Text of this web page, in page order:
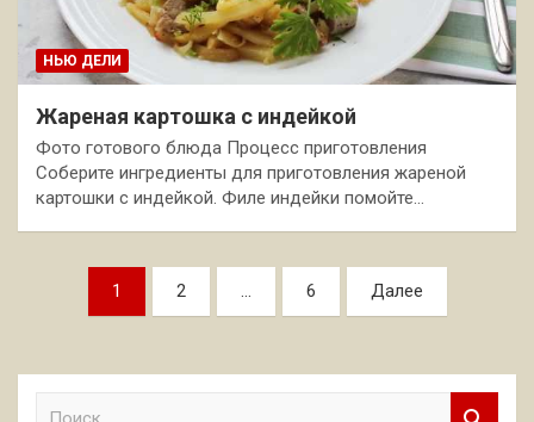
НЬЮ ДЕЛИ
Жареная картошка с индейкой
Фото готового блюда Процесс приготовления
Соберите ингредиенты для приготовления жареной
картошки с индейкой. Филе индейки помойте…
Пагинация
записей
1 2 … 6 Далее